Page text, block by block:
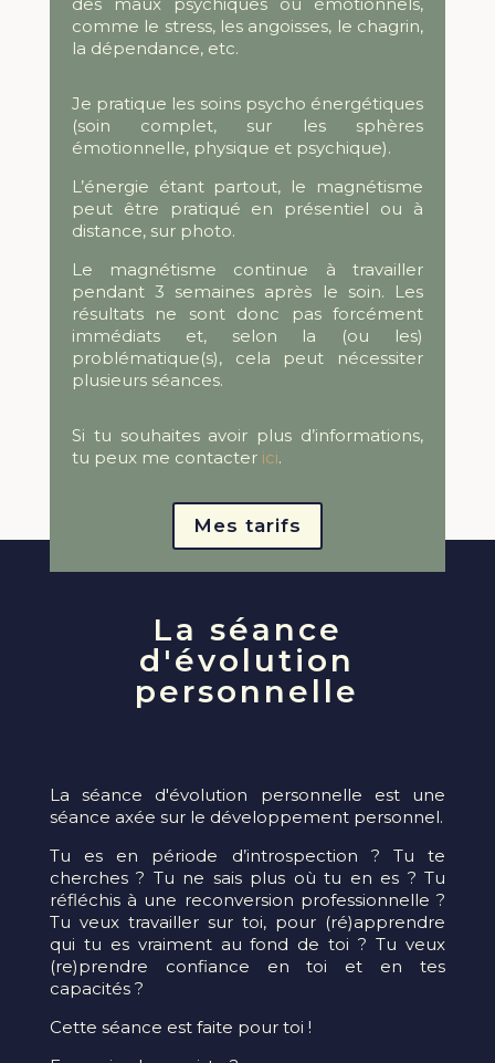
des maux psychiques ou émotionnels,
comme le stress, les angoisses, le chagrin,
la dépendance, etc.
Je pratique les soins psycho énergétiques
(soin complet, sur les sphères
émotionnelle, physique et psychique).
L’énergie étant partout, le magnétisme
peut être pratiqué en présentiel ou à
distance, sur photo.
Le magnétisme continue à travailler
pendant 3 semaines après le soin. Les
résultats ne sont donc pas forcément
immédiats et, selon la (ou les)
problématique(s), cela peut nécessiter
plusieurs séances.
Si tu souhaites avoir plus d’informations,
tu peux me contacter ici.
Mes tarifs
La séance
d'évolution
personnelle
La séance d'évolution personnelle est une
séance axée sur le développement personnel.
Tu es en période d’introspection ? Tu te
cherches ? Tu ne sais plus où tu en es ? Tu
réfléchis à une reconversion professionnelle ?
Tu veux travailler sur toi, pour (ré)apprendre
qui tu es vraiment au fond de toi ? Tu veux
(re)prendre confiance en toi et en tes
capacités ?
Cette séance est faite pour toi !